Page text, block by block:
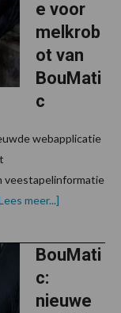
e voor
melkrob
ot van
BouMati
c
webapplicatie
veestapelinformatie
meer...]
van
BouMatic
BouMati
c:
nieuwe